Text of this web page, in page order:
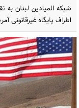
شبکه المیادین لبنان به
اطراف پایگاه غیرقانونی